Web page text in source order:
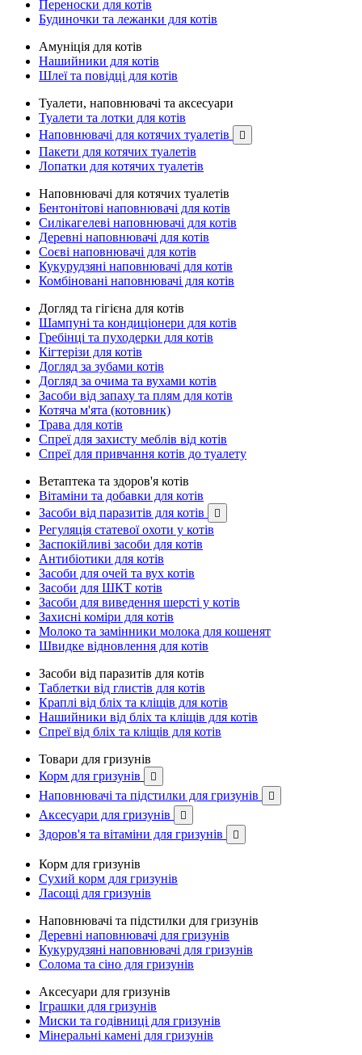
Переноски для котів
Будиночки та лежанки для котів
Амуніція для котів
Нашийники для котів
Шлеї та повідці для котів
Туалети, наповнювачі та аксесуари
Туалети та лотки для котів
Наповнювачі для котячих туалетів

Пакети для котячих туалетів
Лопатки для котячих туалетів
Наповнювачі для котячих туалетів
Бентонітові наповнювачі для котів
Силікагелеві наповнювачі для котів
Деревні наповнювачі для котів
Соєві наповнювачі для котів
Кукурудзяні наповнювачі для котів
Комбіновані наповнювачі для котів
Догляд та гігієна для котів
Шампуні та кондиціонери для котів
Гребінці та пуходерки для котів
Кігтерізи для котів
Догляд за зубами котів
Догляд за очима та вухами котів
Засоби від запаху та плям для котів
Котяча м'ята (котовник)
Трава для котів
Спреї для захисту меблів від котів
Спреї для привчання котів до туалету
Ветаптека та здоров'я котів
Вітаміни та добавки для котів
Засоби від паразитів для котів

Регуляція статевої охоти у котів
Заспокійливі засоби для котів
Антибіотики для котів
Засоби для очей та вух котів
Засоби для ШКТ котів
Засоби для виведення шерсті у котів
Захисні коміри для котів
Молоко та замінники молока для кошенят
Швидке відновлення для котів
Засоби від паразитів для котів
Таблетки від глистів для котів
Краплі від бліх та кліщів для котів
Нашийники від бліх та кліщів для котів
Спреї від бліх та кліщів для котів
Товари для гризунів
Корм для гризунів

Наповнювачі та підстилки для гризунів 
Аксесуари для гризунів 
Здоров'я та вітаміни для гризунів 
Корм для гризунів
Сухий корм для гризунів
Ласощі для гризунів
Наповнювачі та підстилки для гризунів
Деревні наповнювачі для гризунів
Кукурудзяні наповнювачі для гризунів
Солома та сіно для гризунів
Аксесуари для гризунів
Іграшки для гризунів
Миски та годівниці для гризунів
Мінеральні камені для гризунів